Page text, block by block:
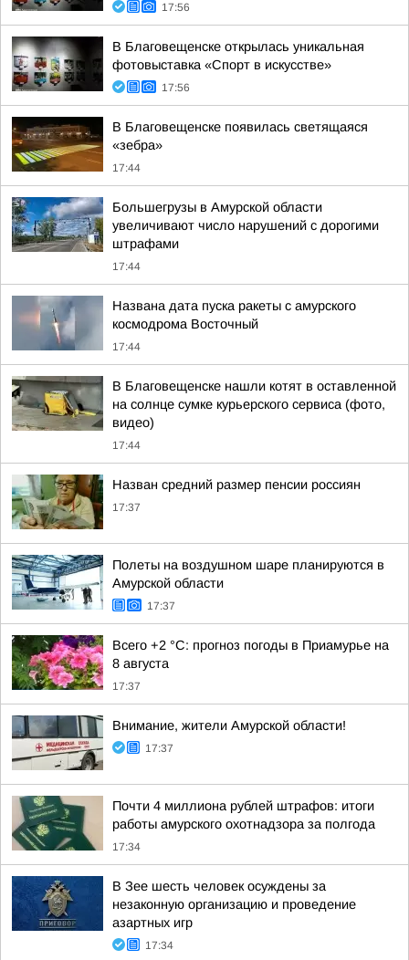
17:56
В Благовещенске открылась уникальная
фотовыставка «Спорт в искусстве»
17:56
В Благовещенске появилась светящаяся
«зебра»
17:44
Большегрузы в Амурской области
увеличивают число нарушений с дорогими
штрафами
17:44
Названа дата пуска ракеты с амурского
космодрома Восточный
17:44
В Благовещенске нашли котят в оставленной
на солнце сумке курьерского сервиса (фото,
видео)
17:44
Назван средний размер пенсии россиян
17:37
Полеты на воздушном шаре планируются в
Амурской области
17:37
Всего +2 °С: прогноз погоды в Приамурье на
8 августа
17:37
Внимание, жители Амурской области!
17:37
Почти 4 миллиона рублей штрафов: итоги
работы амурского охотнадзора за полгода
17:34
В Зее шесть человек осуждены за
незаконную организацию и проведение
азартных игр
17:34